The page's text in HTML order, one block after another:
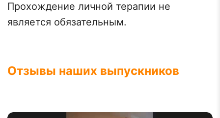
Прохождение личной терапии не
является обязательным.
Отзывы наших выпускников